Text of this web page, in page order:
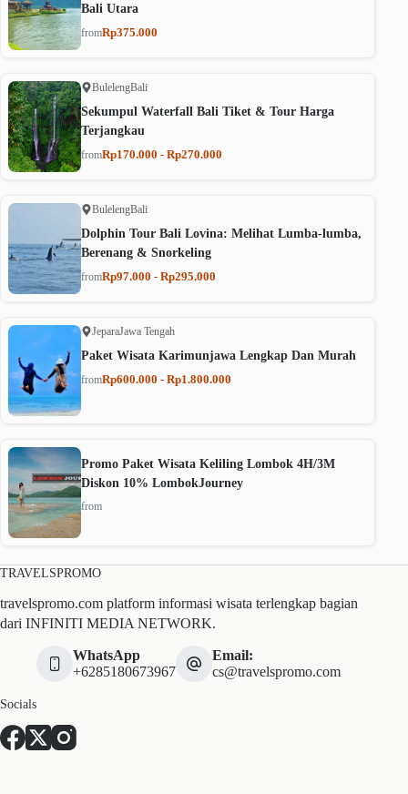
Bali Utara
fromRp375.000
BulelengBali
Sekumpul Waterfall Bali Tiket & Tour Harga
Terjangkau
fromRp170.000 - Rp270.000
BulelengBali
Dolphin Tour Bali Lovina: Melihat Lumba-lumba,
Berenang & Snorkeling
fromRp97.000 - Rp295.000
JeparaJawa Tengah
Paket Wisata Karimunjawa Lengkap Dan Murah
fromRp600.000 - Rp1.800.000
Promo Paket Wisata Keliling Lombok 4H/3M
Diskon 10% LombokJourney
from
TRAVELSPROMO
travelspromo.com platform informasi wisata terlengkap bagian
dari INFINITI MEDIA NETWORK.
WhatsApp
+6285180673967
Email:
cs@travelspromo.com
Socials